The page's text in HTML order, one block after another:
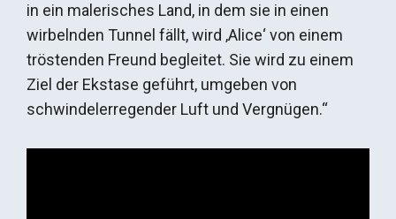
in ein malerisches Land, in dem sie in einen
wirbelnden Tunnel fällt, wird ‚Alice‘ von einem
tröstenden Freund begleitet. Sie wird zu einem
Ziel der Ekstase geführt, umgeben von
schwindelerregender Luft und Vergnügen.“